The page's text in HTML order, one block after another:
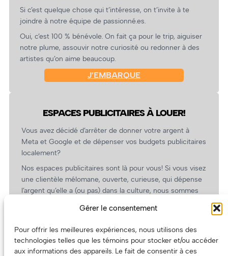
Gérer le consentement
Pour offrir les meilleures expériences, nous utilisons des
technologies telles que les témoins pour stocker et/ou accéder
aux informations des appareils. Le fait de consentir à ces
Si c’est quelque chose qui t’intéresse, on t’invite à te
joindre à notre équipe de passionné.es.
Oui, c’est 100 % bénévole. On fait ça pour le trip, aiguiser
notre plume, assouvir notre curiosité ou redonner à des
artistes qu’on aime beaucoup.
J’EMBARQUE
ESPACES PUBLICITAIRES À LOUER!
Vous avez décidé d’arrêter de donner votre argent à
Meta et Google et de dépenser vos budgets publicitaires
localement?
Nos espaces publicitaires sont là pour vous! Si vous visez
une clientèle mélomane, ouverte, curieuse, qui dépense
l’argent qu’elle a (ou pas) dans la culture, nous sommes
revient.
(Oui, on va avoir des tarifs spéciaux pour vous, les